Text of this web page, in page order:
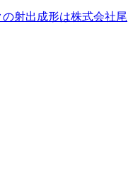
射出成形は株式会社尾